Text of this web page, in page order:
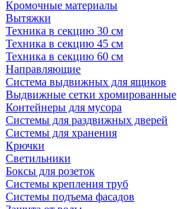
Кромочные материалы
Вытяжки
Техника в секцию 30 см
Техника в секцию 45 см
Техника в секцию 60 см
Направляющие
Система выдвижных для ящиков
Выдвижные сетки хромированные
Контейнеры для мусора
Системы для раздвижных дверей
Системы для хранения
Крючки
Светильники
Боксы для розеток
Системы крепления труб
Системы подъема фасадов